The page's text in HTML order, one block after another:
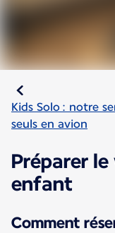
Kids Solo : notre
seuls en avion
Préparer
enfant
Comment